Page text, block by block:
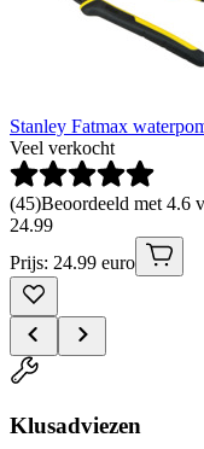
Stanley Fatmax
Veel verkocht
(45)Beoordeeld met 4.6
24.99
Prijs: 24.99 euro
Klusadviezen